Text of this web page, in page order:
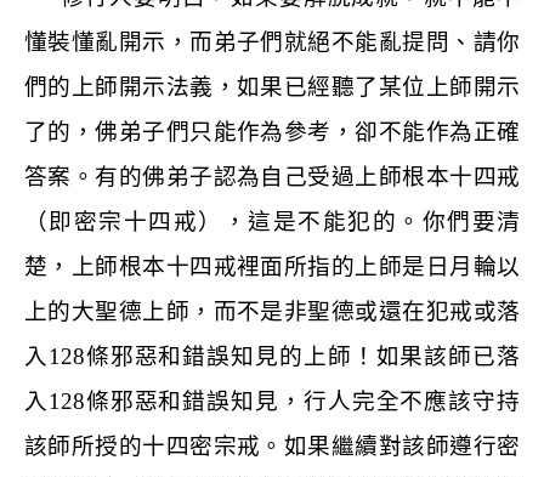
懂裝懂亂開示，而弟子們就絕不能亂提問、請你
們的上師開示法義，如果已經聽了某位上師開示
了的，佛弟子們只能作為參考，卻不能作為正確
答案。有的佛弟子認為自己受過上師根本十四戒
（即密宗十四戒），這是不能犯的。你們要清
楚，上師根本十四戒裡面所指的上師是日月輪以
上的大聖德上師，而不是非聖德或還在犯戒或落
入 128條邪惡和錯誤知見的上師！如果該師已落
入 128條邪惡和錯誤知見，行人完全不應該守持
該師所授的十四密宗戒。如果繼續對該師遵行密